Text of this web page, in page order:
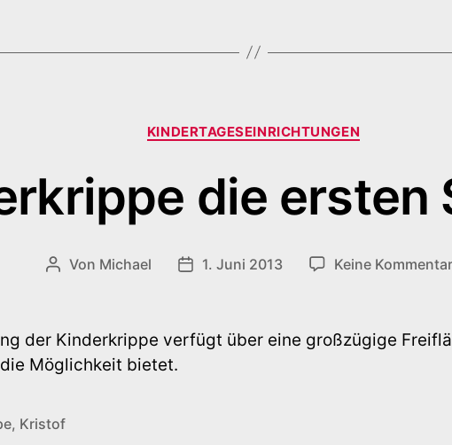
Kategorien
KINDERTAGESEINRICHTUNGEN
die ersten
Beitragsautor
Von Michael Veröffentlichungsdatum
1. Juni 2013 Keine
der Kinderkrippe verfügt über eine großzügige
Möglichkeit bietet.
, Kristof